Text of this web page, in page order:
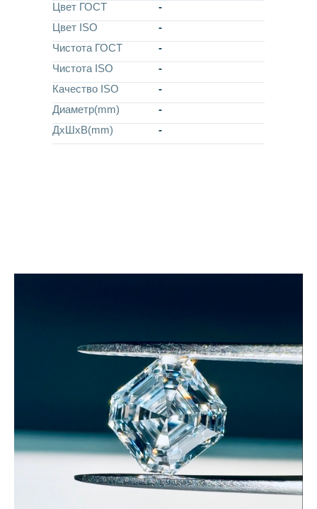
Цвет ГОСТ
-
Цвет ISO
-
Чистота ГОСТ
-
Чистота ISO
-
Качество ISO
-
Диаметр(mm)
-
ДхШхВ(mm)
-